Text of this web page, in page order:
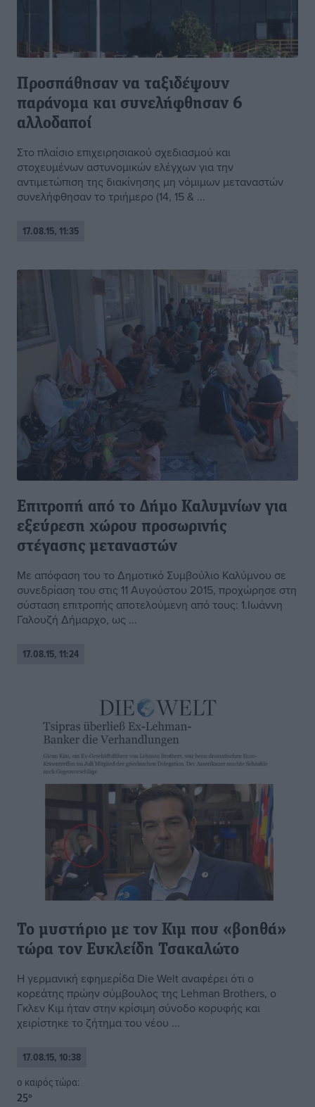
Προσπάθησαν να ταξιδέψουν
παράνομα και συνελήφθησαν 6
αλλοδαποί
Στο πλαίσιο επιχειρησιακού σχεδιασμού και
στοχευμένων αστυνομικών ελέγχων για την
αντιμετώπιση της διακίνησης μη νόμιμων μεταναστών
συνελήφθησαν το τριήμερο (14, 15 & ...
17.08.15, 11:35
Επιτροπή από το Δήμο Καλυμνίων για
εξεύρεση χώρου προσωρινής
στέγασης μεταναστών
Με απόφαση του το Δημοτικό Συμβούλιο Καλύμνου σε
συνεδρίαση του στις 11 Αυγούστου 2015, προχώρησε στη
σύσταση επιτροπής αποτελούμενη από τους: 1.Ιωάννη
Γαλουζή Δήμαρχο, ως ...
17.08.15, 11:24
Το μυστήριο με τον Κιμ που «βοηθά»
τώρα τον Ευκλείδη Τσακαλώτο
Η γερμανική εφημερίδα Die Welt αναφέρει ότι ο
κορεάτης πρώην σύμβουλος της Lehman Brothers, ο
Γκλεν Κιμ ήταν στην κρίσιμη σύνοδο κορυφής και
χειρίστηκε το ζήτημα του νέου ...
17.08.15, 10:38
o καιρός τώρα:
25°